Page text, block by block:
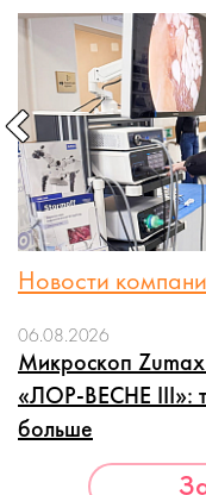
Новости
06.08.2026
Микроскоп
«ЛОР-ВЕСНЕ III»:
больше